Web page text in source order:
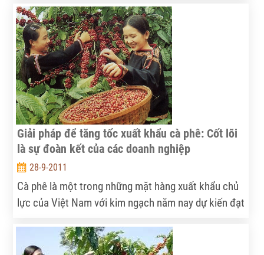
thuế cho DN.
Giải pháp để tăng tốc xuất khẩu cà phê: Cốt lõi
là sự đoàn kết của các doanh nghiệp
28-9-2011
Cà phê là một trong những mặt hàng xuất khẩu chủ
lực của Việt Nam với kim ngạch năm nay dự kiến đạt